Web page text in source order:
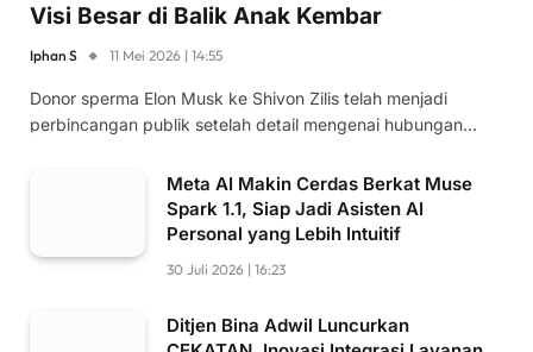
Visi Besar di Balik Anak Kembar
Iphan S 11 Mei 2026 | 14:55
Donor sperma Elon Musk ke Shivon Zilis telah menjadi
perbincangan publik setelah detail mengenai hubungan…
Meta AI Makin Cerdas Berkat Muse
Spark 1.1, Siap Jadi Asisten AI
Personal yang Lebih Intuitif
30 Juli 2026 | 16:23
Ditjen Bina Adwil Luncurkan